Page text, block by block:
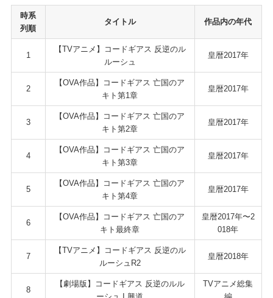
時系
列順
タイトル 作品内の年代
1
【TVアニメ】コードギアス 反逆のル
ルーシュ
皇暦2017年
2
【OVA作品】コードギアス 亡国のア
キト第1章
皇暦2017年
3
【OVA作品】コードギアス 亡国のア
キト第2章
皇暦2017年
4
【OVA作品】コードギアス 亡国のア
キト第3章
皇暦2017年
5
【OVA作品】コードギアス 亡国のア
キト第4章
皇暦2017年
6
【OVA作品】コードギアス 亡国のア
キト最終章
皇暦2017年〜2
018年
7
【TVアニメ】コードギアス 反逆のル
ルーシュR2
皇暦2018年
8
【劇場版】コードギアス 反逆のルル
TVアニメ総集